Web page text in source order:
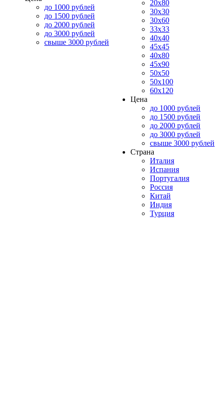
до 1000 рублей
до 1500 рублей
до 2000 рублей
до 3000 рублей
свыше 3000 рублей
20x80
30x30
30x60
33x33
40x40
45x45
40x80
45x90
50x50
50x100
60x120
Цена
до 1000 рублей
до 1500 рублей
до 2000 рублей
до 3000 рублей
свыше 3000 рублей
Страна
Италия
Испания
Португалия
Россия
Китай
Индия
Турция